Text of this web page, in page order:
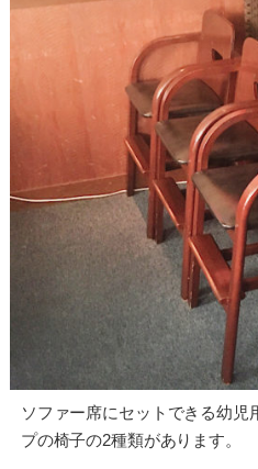
ソファー席にセットできる幼児
プの椅子の2種類があります。